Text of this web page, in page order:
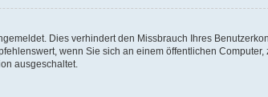
Dies verhindert den Missbrauch Ihres
wenn Sie sich an einem öffentlichen
ausgeschaltet.